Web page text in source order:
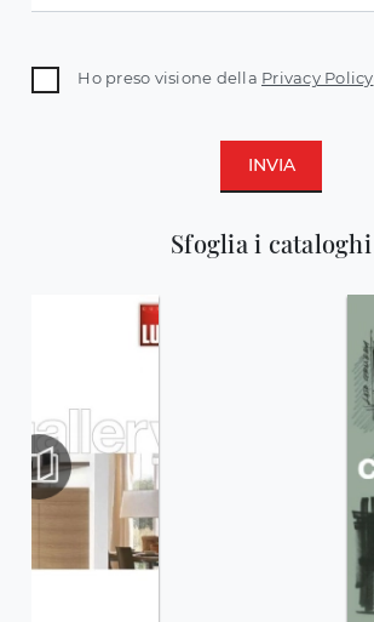
Sfoglia i cataloghi
Ho preso visione della Privacy Policy
INVIA